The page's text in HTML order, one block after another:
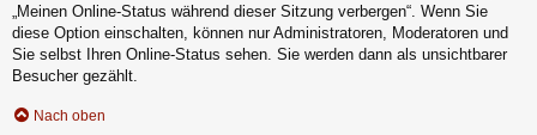
„Meinen Online-Status während dieser Sitzung verbergen“. Wenn Sie
diese Option einschalten, können nur Administratoren, Moderatoren und
Sie selbst Ihren Online-Status sehen. Sie werden dann als unsichtbarer
Besucher gezählt.
Nach oben